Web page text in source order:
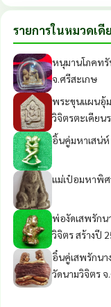
รายการในหมวดเดี
หนุมานโภคทรั
จ.ศรีสะเกษ
พระขุนแผนอุ้
วิจิตรตะเคียน
อิ้นคู่มหาเสน่
แม่เป๋อมหาพิศ
พ่องัดเสพรักน
วิจิตร สร้างปี
อิ๋นคู่เสพรักนา
วัดนามวิจิตร จ